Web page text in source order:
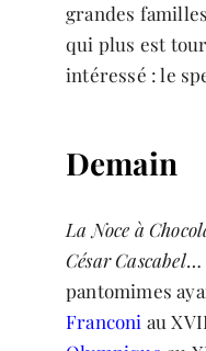
grandes
qui plus est
intéressé : le
Demain
La Noce à
César Cascabel…
pantomimes
Franconi au